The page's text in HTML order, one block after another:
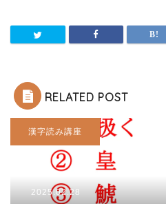
RELATED POST
漢字読み講座
2025.02.28